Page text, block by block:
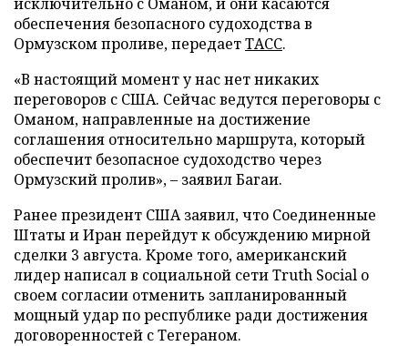
обеспечения безопасного судоходства в
Ормузском проливе, передаетТАСС.
«В настоящий момент у нас нет никаких
переговоров с США. Сейчас ведутся переговоры с
Оманом, направленные на достижение
соглашения относительно маршрута, который
обеспечит безопасное судоходство через
Ормузский пролив», – заявил Багаи.
Ранее президент США заявил, что Соединенные
Штаты и Иран перейдут к обсуждению мирной
сделки 3 августа. Кроме того, американский
лидер написал в социальной сети Truth Social о
своем согласии отменить запланированный
мощный удар по республике ради достижения
договоренностей с Тегераном.